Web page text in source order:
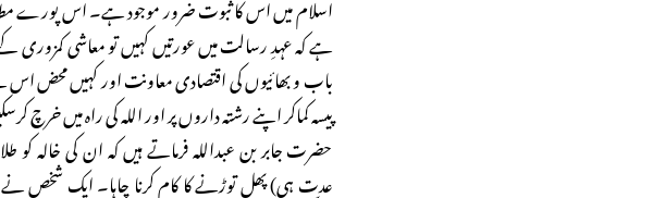
ہے کہ عہدِ رسالت میں عورتیں کہیں تو معاشی
باب و بھائیوں کی اقتصادی معاونت اور کہیں محض اس
پیسہ کماکر اپنے رشتہ داروں پر اور اللہ کی راہ میں خرچ
حضرت جابر بن عبداللہ فرماتے ہیں کہ ان کی خالہ
عدت ہی) پھل توڑنے کا کام کرنا چاہا۔ ایک شخص نے